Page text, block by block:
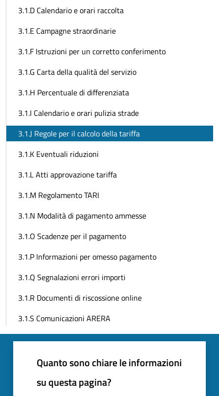
3.1.D Calendario e orari raccolta
3.1.E Campagne straordinarie
3.1.F Istruzioni per un corretto conferimento
3.1.G Carta della qualità del servizio
3.1.H Percentuale di differenziata
3.1.I Calendario e orari pulizia strade
3.1.J Regole per il calcolo della tariffa
3.1.K Eventuali riduzioni
3.1.L Atti approvazione tariffa
3.1.M Regolamento TARI
3.1.N Modalità di pagamento ammesse
3.1.O Scadenze per il pagamento
3.1.P Informazioni per omesso pagamento
3.1.Q Segnalazioni errori importi
3.1.R Documenti di riscossione online
3.1.S Comunicazioni ARERA
Quanto sono chiare le informazioni
su questa pagina?